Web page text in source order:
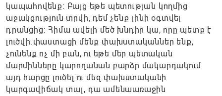
կապահովենք։ Բայց եթե պետության կողմից
աջակցություն տրվի, դեմ չենք լինի օգտվել
դրանցից։ Հիմա ավելի մեծ խնդիր կա, որը պետք է
լուծվի.փաստացի մենք փախստականներ ենք,
չունենք ոչ մի բան, ու եթե մեր պետական
մարմինները կարողանան բարձր մակարդակում
այդ հարցը լուծել ու մեզ փախստականի
կարգավիճակ տալ, դա ամենաառաջին